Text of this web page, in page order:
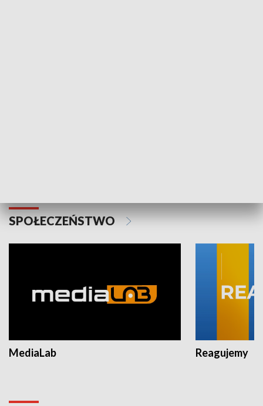
SPOŁECZEŃSTWO
MediaLab Reagujemy